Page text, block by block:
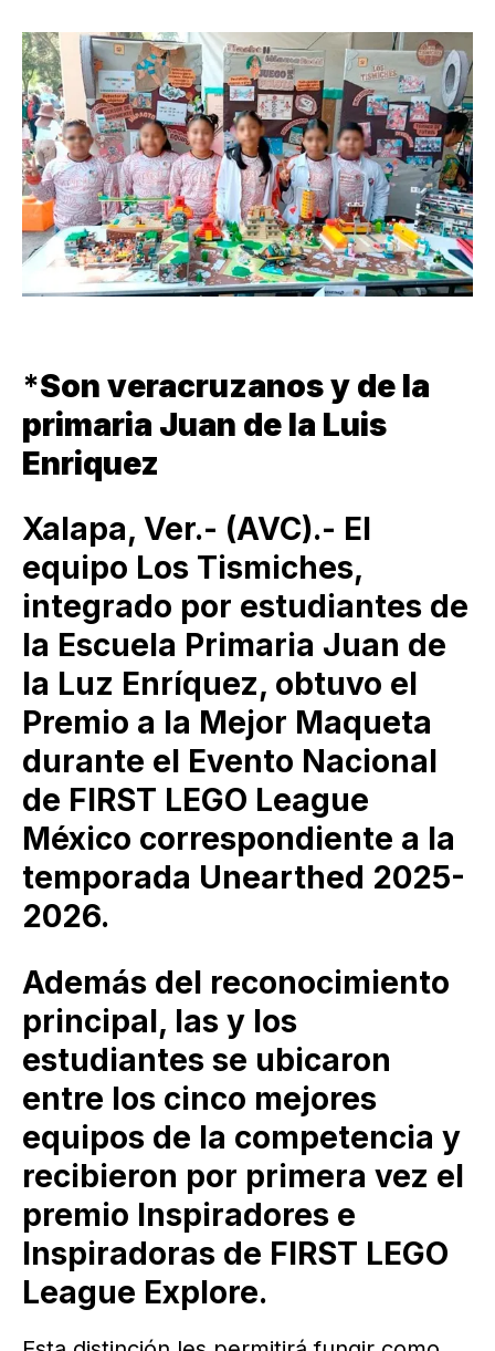
*Son veracruzanos y de la
primaria Juan de la Luis
Enriquez
Xalapa, Ver.- (AVC).- El
equipo Los Tismiches,
integrado por estudiantes de
la Escuela Primaria Juan de
la Luz Enríquez, obtuvo el
Premio a la Mejor Maqueta
durante el Evento Nacional
de FIRST LEGO League
México correspondiente a la
temporada Unearthed 2025-
2026.
Además del reconocimiento
principal, las y los
estudiantes se ubicaron
entre los cinco mejores
equipos de la competencia y
recibieron por primera vez el
premio Inspiradores e
Inspiradoras de FIRST LEGO
League Explore.